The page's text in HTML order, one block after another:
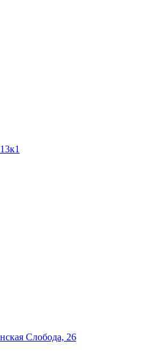
Слобода, 26